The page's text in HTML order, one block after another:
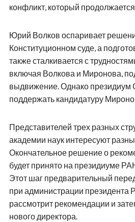
конфликт, который
Юрий Волков оспаривает
Конституционном суде, а
также сталкивается с
включая Волкова и Миронова,
выдвижение. Однако президиум
поддержать кандидатуру
Представителей трех разных
академии наук интересуют
Окончательное решение о
будет принято на президиуме
Этот шаг предварительный
при администрации президента
рассмотрит рекомендации и
нового директора.